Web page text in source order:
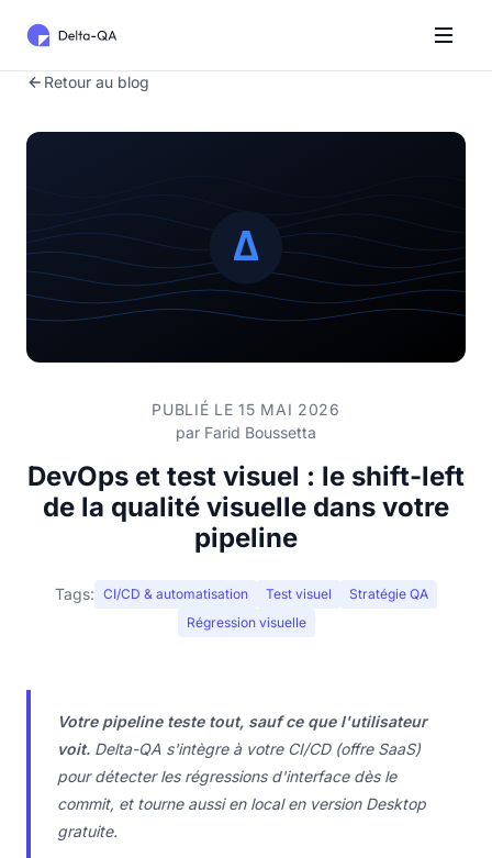
Retour au blog
PUBLIÉ LE 15 MAI 2026
par Farid Boussetta
DevOps et test visuel : le shift-left
de la qualité visuelle dans votre
pipeline
Tags: CI/CD & automatisation Test visuel
Stratégie QA
Régression visuelle
Votre pipeline teste tout, sauf ce que l'utilisateur
voit. Delta-QA s'intègre à votre CI/CD (offre SaaS)
pour détecter les régressions d'interface dès le
commit, et tourne aussi en local en version Desktop
gratuite.